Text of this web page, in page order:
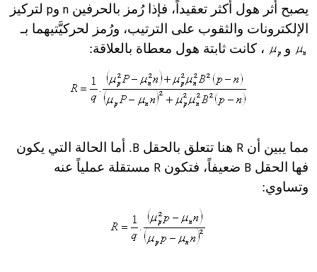
يصبح أثر هول أكثر تعقيداً، فإذا رُمز بالحرفين n وp لتركيز
الإلكترونات والثقوب على الترتيب، ورُمز لحركيَّتيهما بـ
و
، كانت ثابتة هول معطاة بالعلاقة:
مما يبين أن R هنا تتعلق بالحقل B. أما الحالة التي يكون
فها الحقل B ضعيفاً، فتكون R مستقلة عملياً عنه
وتساوي: